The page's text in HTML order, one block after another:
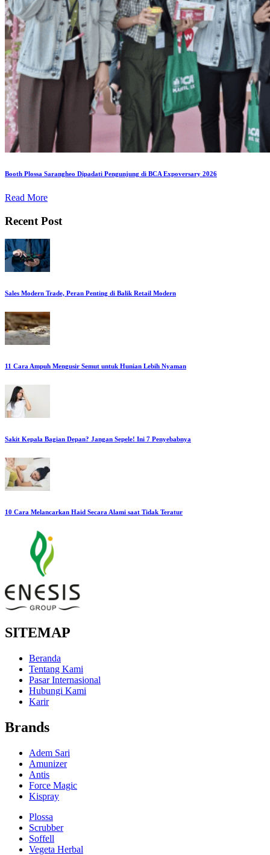
Booth Plossa Sarangheo Dipadati Pengunjung di BCA Expoversary 2026
Read More
Recent Post
Sales Modern Trade, Peran Penting di Balik Retail Modern
11 Cara Ampuh Mengusir Semut untuk Hunian Lebih Nyaman
Sakit Kepala Bagian Depan? Jangan Sepele! Ini 7 Penyebabnya
10 Cara Melancarkan Haid Secara Alami saat Tidak Teratur
SITEMAP
Beranda
Tentang Kami
Pasar Internasional
Hubungi Kami
Karir
Brands
Adem Sari
Amunizer
Antis
Force Magic
Kispray
Plossa
Scrubber
Soffell
Vegeta Herbal